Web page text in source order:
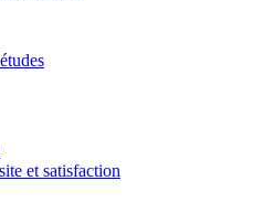
et satisfaction